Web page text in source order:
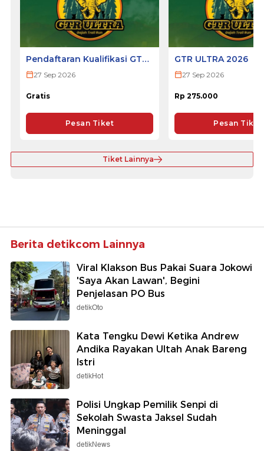
Pendaftaran Kualifikasi GTR
ULTRA 2026
27 Sep 2026
Gratis
Pesan Tiket
GTR ULTRA 2026
27 Sep 2026
Rp 275.000
Pesan Tiket
Tiket Lainnya
Berita detikcom Lainnya
Viral Klakson Bus Pakai Suara Jokowi
'Saya Akan Lawan', Begini
Penjelasan PO Bus
detikOto
Kata Tengku Dewi Ketika Andrew
Andika Rayakan Ultah Anak Bareng
Istri
detikHot
Polisi Ungkap Pemilik Senpi di
Sekolah Swasta Jaksel Sudah
Meninggal
detikNews